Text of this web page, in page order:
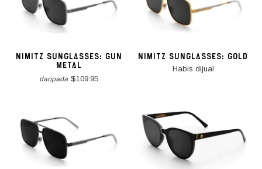
NIMITZ SUNGLASSES: GUN
METAL
daripada $109.95
NIMITZ SUNGLASSES: GOLD
Habis dijual